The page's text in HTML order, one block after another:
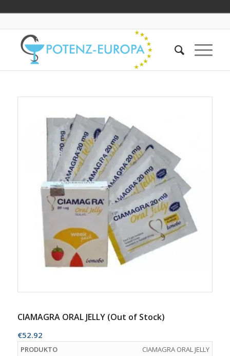
CIAMAGRA ORAL JELLY (Out of Stock)
€52.92
CIAMAGRA ORAL JELLY